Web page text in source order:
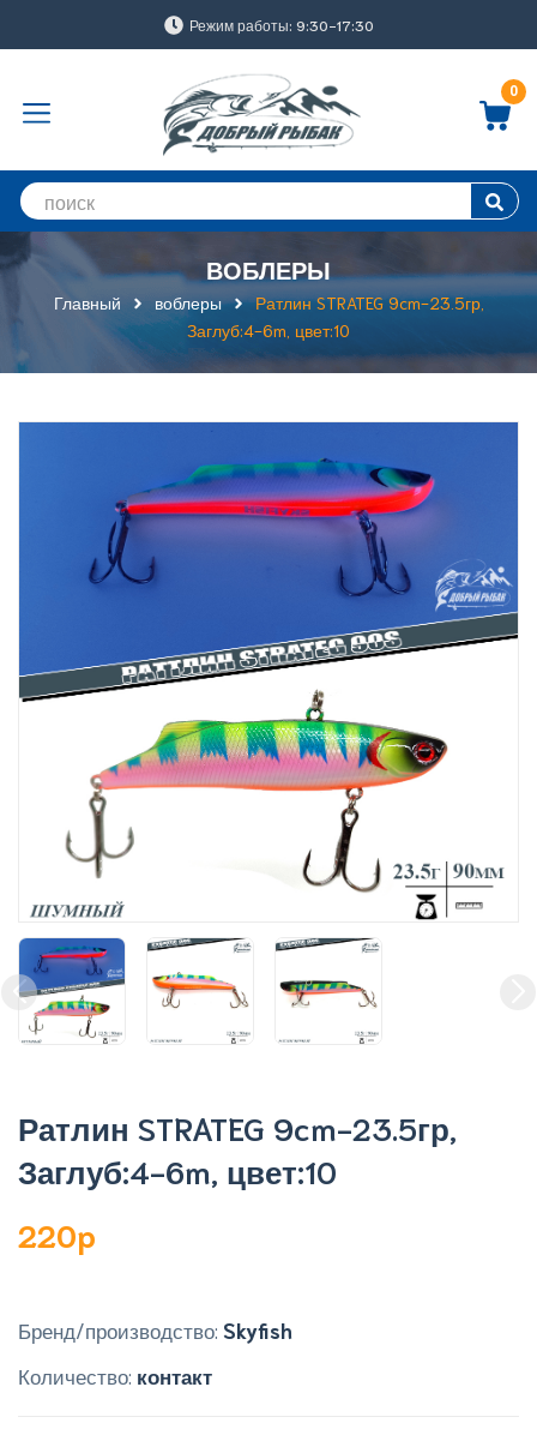
Режим работы: 9:30-17:30
0
ВОБЛЕРЫ
Главный воблеры
Ратлин STRATEG 9cm-23.5гр,
Заглуб:4-6m, цвет:10
Ратлин STRATEG 9cm-23.5гр,
Заглуб:4-6m, цвет:10
220p
Бренд/производство: Skyfish
Количество: контакт